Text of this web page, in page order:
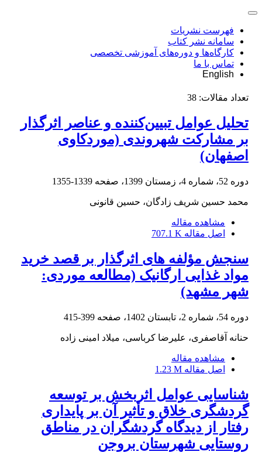
فهرست نشریات
سامانه نشر کتاب
کارگاه‌ها و دوره‌های آموزشی تخصصی
تماس با ما
English
تعداد مقالات: 38
تحلیل عوامل تبیین‌کننده و عناصر اثرگذار
بر مشارکت شهروندی (موردکاوی
اصفهان)
دوره 52، شماره 4، زمستان 1399، صفحه 1339-1355
محمد حسین شریف زادگان، حسین قانونی
مشاهده مقاله
اصل مقاله 707.1 K
سنجش مؤلفه های اثرگذار بر قصد خرید
مواد غذایی ارگانیک (مطالعه موردی:
شهر مشهد)
دوره 54، شماره 2، تابستان 1402، صفحه 399-415
حنانه آقاصفری، علیرضا کرباسی، میلاد امینی زاده
مشاهده مقاله
اصل مقاله 1.23 M
شناسایی عوامل اثربخش بر توسعه
گردشگری خلاق و تأثیر آن بر پایداری
رفتار از دیدگاه گردشگران در مناطق
روستایی شهرستان بروجن